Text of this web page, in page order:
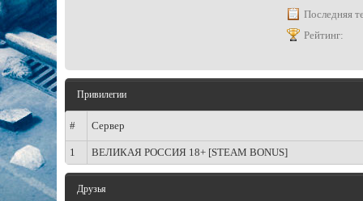
Последняя
Рейтинг:
Привилегии
# Сервер
1 ВЕЛИКАЯ РОССИЯ 18+ [STEAM BONUS]
Друзья